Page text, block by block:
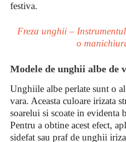
festiva.
Freza unghii –
o
Modele de unghii albe de
Unghiile albe perlate sunt o
vara. Aceasta culoare irizata
soarelui si scoate in evidenta
Pentru a obtine acest efect,
sidefat sau praf de unghii